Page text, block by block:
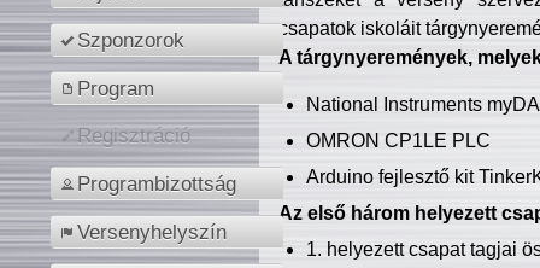
Szponzorok
Program
Regisztráció
Programbizottság
Versenyhelyszín
csapatok iskoláit
A tárgynyeremények,
National Instruments
OMRON CP1LE PLC
Arduino fejlesztő kit
Az első három helyezett
1. helyezett csapat tagjai